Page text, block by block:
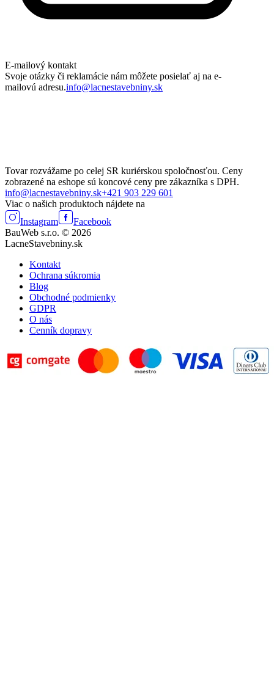
E-mailový kontakt
Svoje otázky či reklamácie nám môžete posielať aj na e-
mailovú adresu.info@lacnestavebniny.sk
Tovar rozvážame po celej SR kuriérskou spoločnosťou. Ceny
zobrazené na eshope sú koncové ceny pre zákazníka s DPH.
info@lacnestavebniny.sk+421 903 229 601
Viac o našich produktoch nájdete na
Instagram
Facebook
BauWeb s.r.o. © 2026
LacneStavebniny.sk
Kontakt
Ochrana súkromia
Blog
Obchodné podmienky
GDPR
O nás
Cenník dopravy